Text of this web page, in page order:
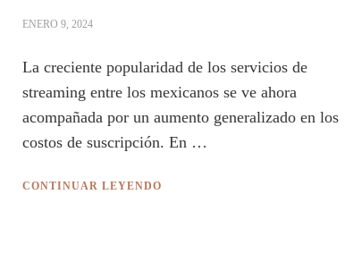
ENERO 9, 2024
La creciente popularidad de los servicios de
streaming entre los mexicanos se ve ahora
acompañada por un aumento generalizado en los
costos de suscripción. En …
CONTINUAR LEYENDO